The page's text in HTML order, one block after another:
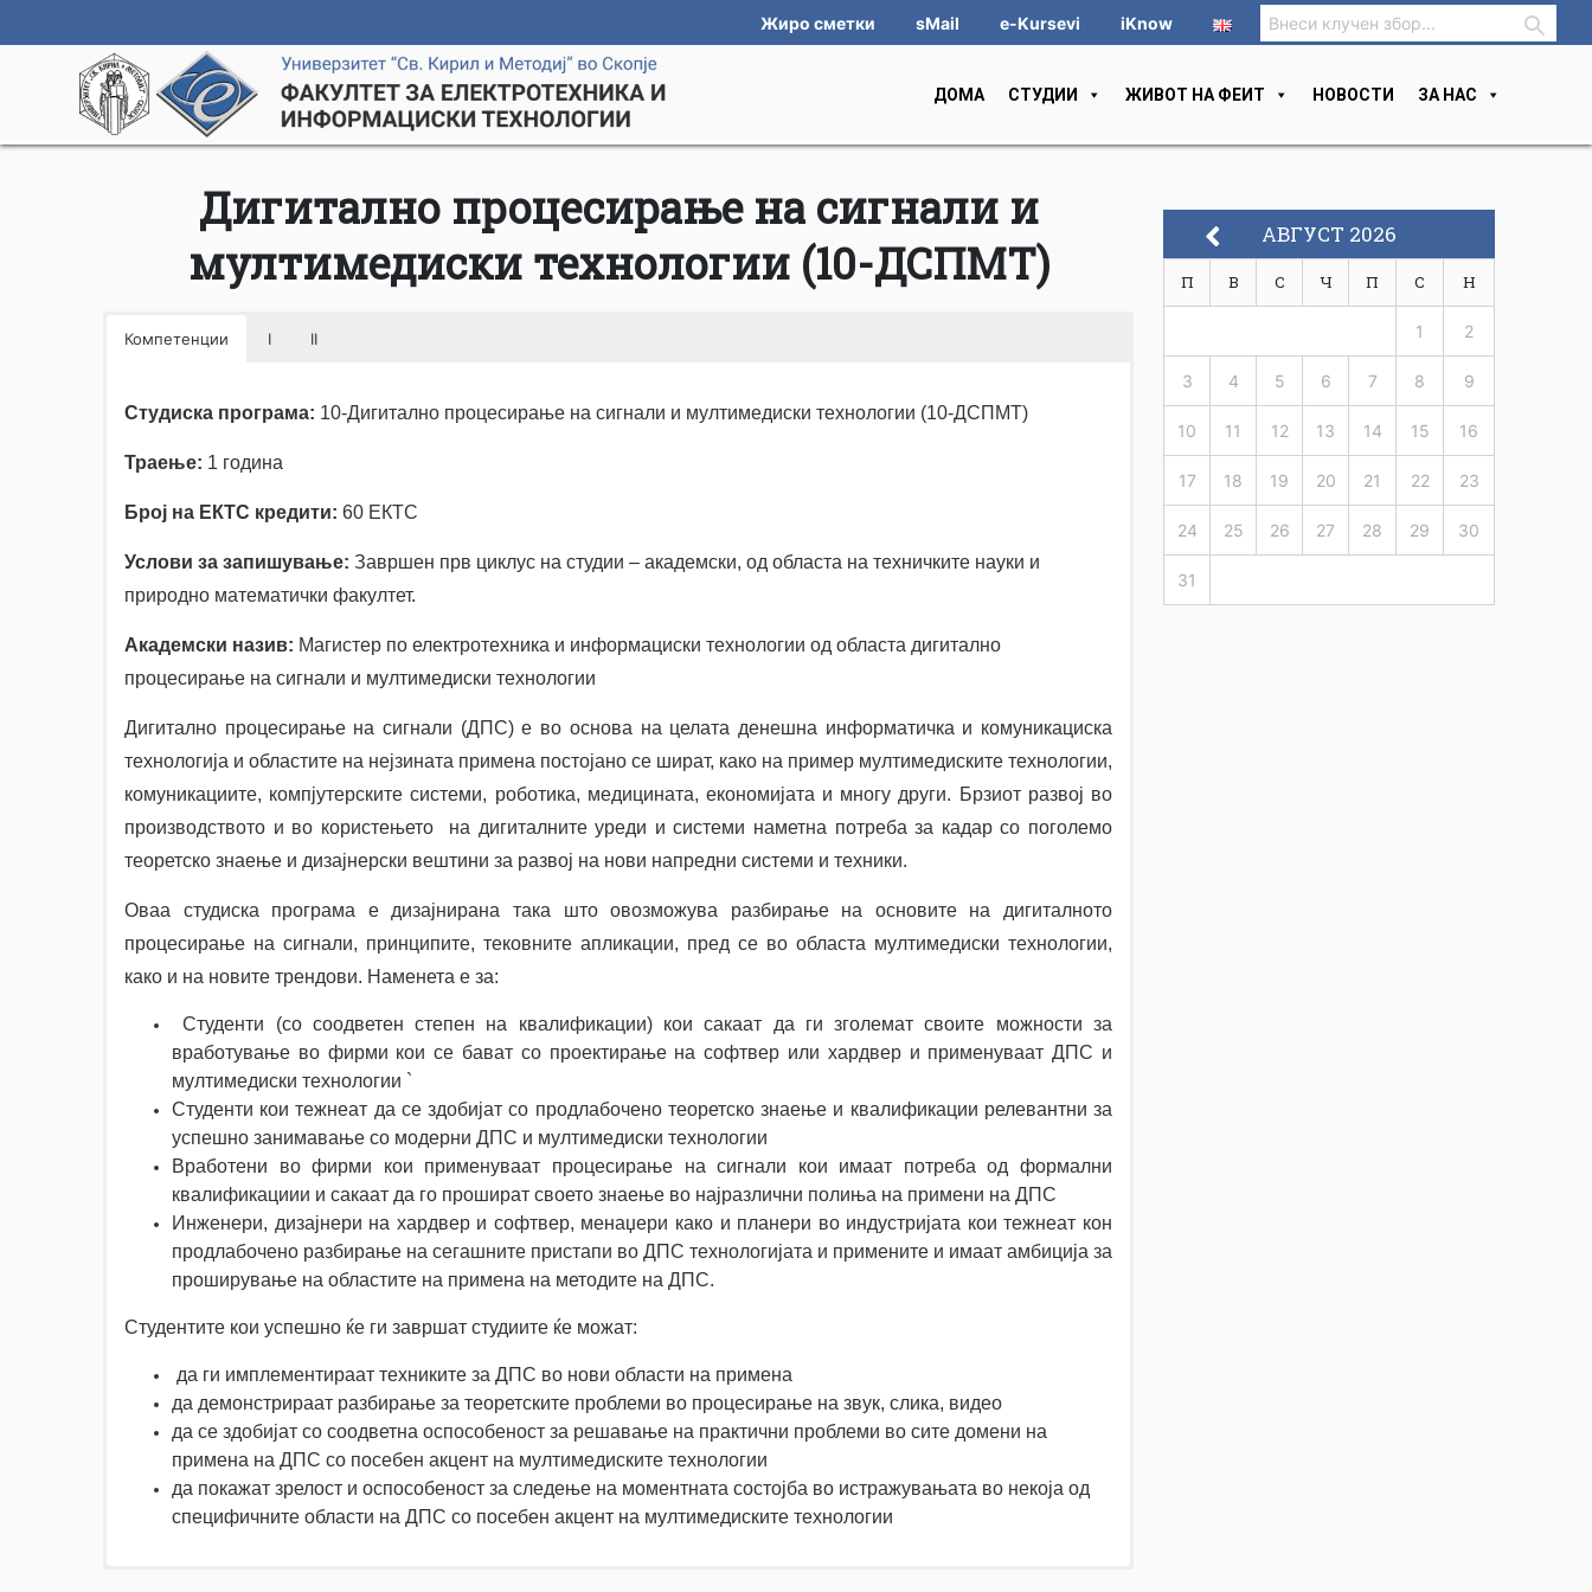
Жиро сметки sMail e-Kursevi iKnow
ДОМА СТУДИИ ЖИВОТ НА ФЕИТ НОВОСТИ ЗА НАС
Дигитално процесирање на сигнали и
мултимедиски технологии (10-ДСПМТ)
Компетенции I II
Студиска програма: 10-Дигитално процесирање на сигнали и мултимедиски технологии (10-ДСПМТ)
Траење: 1 година
Број на ЕКТС кредити: 60 ЕКТС
Услови за запишување: Завршен прв циклус на студии – академски, од областа на техничките науки и
природно математички факултет.
Академски назив: Магистер по електротехника и информациски технологии од областа дигитално
процесирање на сигнали и мултимедиски технологии
Дигитално процесирање на сигнали (ДПС) е во основа на целата денешна информатичка и комуникациска
технологија и областите на нејзината примена постојано се шират, како на пример мултимедиските технологии,
комуникациите, компјутерските системи, роботика, медицината, економијата и многу други. Брзиот развој во
производството и во користењето на дигиталните уреди и системи наметна потреба за кадар со поголемо
теоретско знаење и дизајнерски вештини за развој на нови напредни системи и техники.
Оваа студиска програма е дизајнирана така што овозможува разбирање на основите на дигиталното
процесирање на сигнали, принципите, тековните апликации, пред се во областа мултимедиски технологии,
како и на новите трендови. Наменета е за:
Студенти (со соодветен степен на квалификации) кои сакаат да ги зголемат своите можности за
вработување во фирми кои се бават со проектирање на софтвер или хардвер и применуваат ДПС и
мултимедиски технологии `
Студенти кои тежнеат да се здобијат со продлабочено теоретско знаење и квалификации релевантни за
успешно занимавање со модерни ДПС и мултимедиски технологии
Вработени во фирми кои применуваат процесирање на сигнали кои имаат потреба од формални
квалификациии и сакаат да го прошират своето знаење во најразлични полиња на примени на ДПС
Инженери, дизајнери на хардвер и софтвер, менаџери како и планери во индустријата кои тежнеат кон
продлабочено разбирање на сегашните пристапи во ДПС технологијата и примените и имаат амбиција за
проширување на областите на примена на методите на ДПС.
Студентите кои успешно ќе ги завршат студиите ќе можат:
да ги имплементираат техниките за ДПС во нови области на примена
да демонстрираат разбирање за теоретските проблеми во процесирање на звук, слика, видео
да се здобијат со соодветна оспособеност за решавање на практични проблеми во сите домени на
примена на ДПС со посебен акцент на мултимедиските технологии
да покажат зрелост и оспособеност за следење на моментната состојба во истражувањата во некоја од
специфичните области на ДПС со посебен акцент на мултимедиските технологии
АВГУСТ 2026
П В С Ч П С Н
1 2
3 4 5 6 7 8 9
10 11 12 13 14 15 16
17 18 19 20 21 22 23
24 25 26 27 28 29 30
31